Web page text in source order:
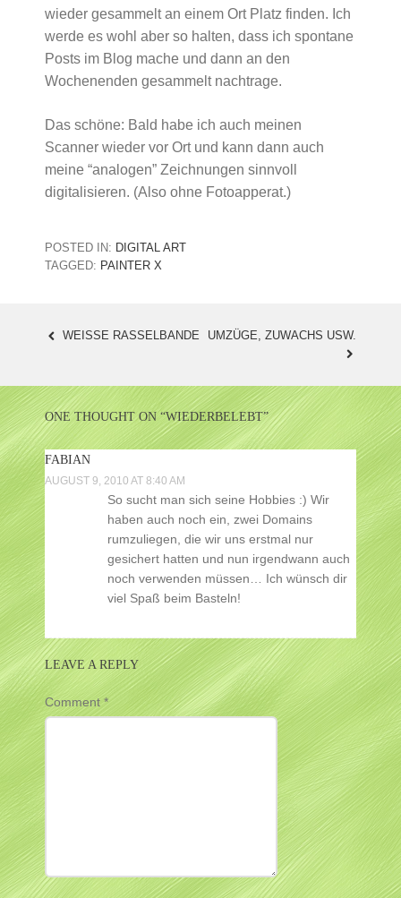
wieder gesammelt an einem Ort Platz finden. Ich
werde es wohl aber so halten, dass ich spontane
Posts im Blog mache und dann an den
Wochenenden gesammelt nachtrage.
Das schöne: Bald habe ich auch meinen
Scanner wieder vor Ort und kann dann auch
meine “analogen” Zeichnungen sinnvoll
digitalisieren. (Also ohne Fotoapperat.)
POSTED IN: DIGITAL ART
TAGGED: PAINTER X
POST
NAVIGATION
WEISSE RASSELBANDE UMZÜGE, ZUWACHS USW.
ONE THOUGHT ON “WIEDERBELEBT”
FABIAN
AUGUST 9, 2010 AT 8:40 AM
So sucht man sich seine Hobbies :) Wir
haben auch noch ein, zwei Domains
rumzuliegen, die wir uns erstmal nur
gesichert hatten und nun irgendwann auch
noch verwenden müssen… Ich wünsch dir
viel Spaß beim Basteln!
LEAVE A REPLY
Comment *